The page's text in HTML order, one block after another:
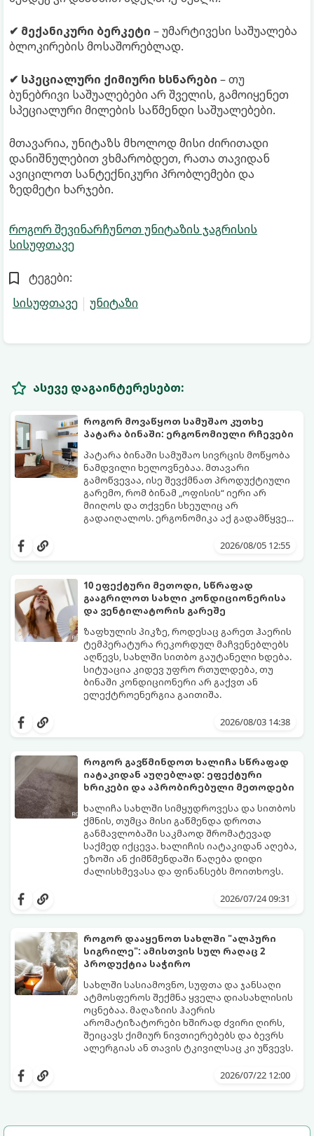
✔ მექანიკური ბერკეტი – უმარტივესი საშუალება
ბლოკირების მოსაშორებლად.
✔ სპეციალური ქიმიური ხსნარები – თუ
ბუნებრივი საშუალებები არ შველის, გამოიყენეთ
სპეციალური მილების საწმენდი საშუალებები.
მთავარია, უნიტაზს მხოლოდ მისი ძირითადი
დანიშნულებით ვხმარობდეთ, რათა თავიდან
ავიცილოთ სანტექნიკური პრობლემები და
ზედმეტი ხარჯები.
როგორ შევინარჩუნოთ უნიტაზის ჯაგრისის
სისუფთავე
ტეგები:
სისუფთავე
უნიტაზი
ასევე დაგაინტერესებთ:
როგორ მოვაწყოთ სამუშაო კუთხე
პატარა ბინაში: ერგონომიული რჩევები
პატარა ბინაში სამუშაო სივრცის მოწყობა
ნამდვილი ხელოვნებაა. მთავარი
გამოწვევაა, ისე შევქმნათ პროდუქტიული
გარემო, რომ ბინამ „ოფისის“ იერი არ
მიიღოს და თქვენი სხეულიც არ
გადაიღალოს. ერგონომიკა აქ გადამწყვეტ
2026/08/05 12:55
10 ეფექტური მეთოდი, სწრაფად
გააგრილოთ სახლი კონდიციონერისა
და ვენტილატორის გარეშე
ზაფხულის პიკზე, როდესაც გარეთ ჰაერის
ტემპერატურა რეკორდულ მაჩვენებლებს
აღწევს, სახლში სითბო გაუტანელი ხდება.
სიტუაცია კიდევ უფრო რთულდება, თუ
ბინაში კონდიციონერი არ გაქვთ ან
ელექტროენერგია გაითიშა.
კანონები და გამოცდილი ყოფითი ხრიკები,
სასიამოვნო სიგრილე სპეციალური
ტექნიკის გარეშეც.
გთავაზობთ 10 საუკეთესო და
ხელმისაწვდომ მეთოდს:
2026/08/03 14:38
როგორ გავწმინდოთ ხალიჩა სწრაფად
იატაკიდან აუღებლად: ეფექტური
ხრიკები და აპრობირებული მეთოდები
ხალიჩა სახლში სიმყუდროვესა და სითბოს
ქმნის, თუმცა მისი გაწმენდა დროთა
განმავლობაში საკმაოდ შრომატევად
საქმედ იქცევა. ხალიჩის იატაკიდან აღება,
ეზოში ან ქიმწმენდაში წაღება დიდი
ძალისხმევასა და ფინანსებს მოითხოვს.
ეფექტური, ბიუჯეტური და აპრობირებული
ლაქების ამოყვანასა და პირვანდელი
სიახლის დაბრუნებას.
2026/07/24 09:31
როგორ დააყენოთ სახლში "ალპური
სიგრილე": ამისთვის სულ რაღაც 2
პროდუქტია საჭირო
სახლში სასიამოვნო, სუფთა და ჯანსაღი
ატმოსფეროს შექმნა ყველა დიასახლისის
ოცნებაა. მაღაზიის ჰაერის
არომატიზატორები ხშირად ძვირი ღირს,
შეიცავს ქიმიურ ნივთიერებებს და ბევრს
ალერგიას ან თავის ტკივილსაც კი უწვევს.
სიგრილისა“ და სიახლის ეფექტის მიღწევა
ინგრედიენტი დაგჭირდებათ, რომლებიც
2026/07/22 12:00